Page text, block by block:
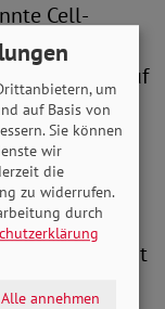
Cell-
eine
Warnsignal auf
die
zentral
nicht mit
sind.
um
auf Basis von
Sie können
wir
die
zu widerrufen.
durch
Alle annehmen